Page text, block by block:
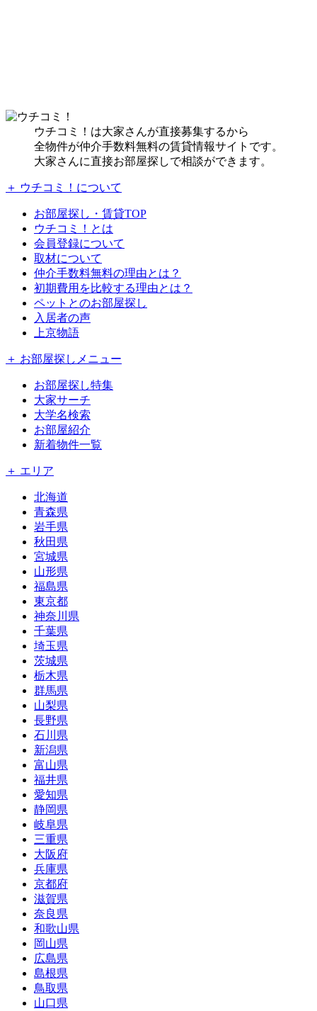
ウチコミ！は大家さんが直接募集するから
全物件が仲介手数料無料の賃貸情報サイトです。
大家さんに直接お部屋探しで相談ができます。
＋ ウチコミ！について
お部屋探し・賃貸TOP
ウチコミ！とは
会員登録について
取材について
仲介手数料無料の理由とは？
初期費用を比較する理由とは？
ペットとのお部屋探し
入居者の声
上京物語
＋ お部屋探しメニュー
お部屋探し特集
大家サーチ
大学名検索
お部屋紹介
新着物件一覧
＋ エリア
北海道
青森県
岩手県
秋田県
宮城県
山形県
福島県
東京都
神奈川県
千葉県
埼玉県
茨城県
栃木県
群馬県
山梨県
長野県
石川県
新潟県
富山県
福井県
愛知県
静岡県
岐阜県
三重県
大阪府
兵庫県
京都府
滋賀県
奈良県
和歌山県
岡山県
広島県
島根県
鳥取県
山口県